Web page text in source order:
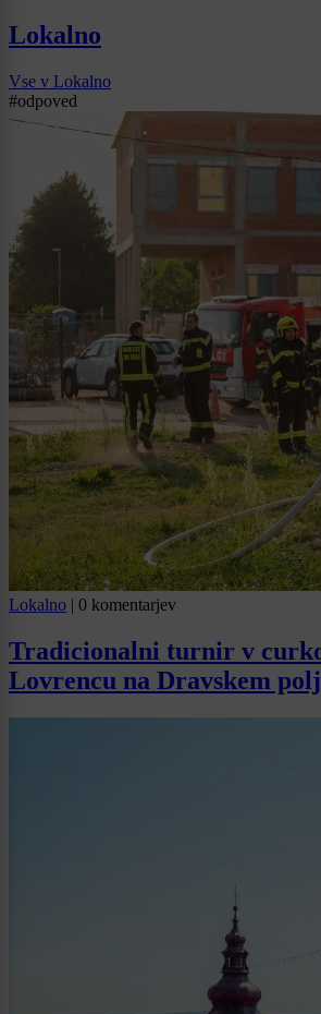
Lokalno
Vse v Lokalno
#odpoved
Lokalno | 0 komentarjev
Tradicionalni turnir v
Lovrencu na Dravskem